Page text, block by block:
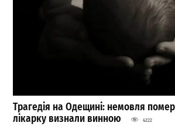
Трагедія на Одещині: немовля
лікарку визнали винною
4222